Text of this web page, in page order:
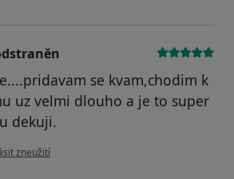
se kvam,chodim k
uz velmi dlouho a je to super
dekuji.
názoru uživatele Váš účet byl odstraněn
zneužití